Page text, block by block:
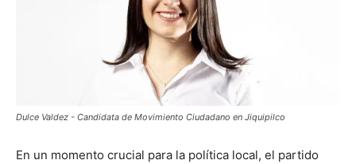
Dulce Valdez - Candidata de Movimiento Ciudadano en Jiquipilco
En un momento crucial para la política local, el partido